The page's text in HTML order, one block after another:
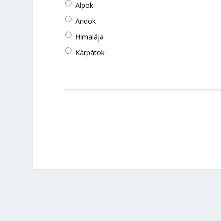
Alpok
Andok
Himalája
Kárpátok